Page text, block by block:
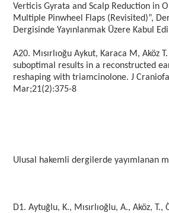
Verticis Gyrata and Scalp Reduction in
Multiple Pinwheel Flaps (Revisited)”,
Dergisinde Yayınlanmak Üzere Kabul
A20. Mısırlıoğu Aykut, Karaca M, Aköz
suboptimal results in a reconstructed
reshaping with triamcinolone. J
Mar;21(2):375-8
Ulusal hakemli dergilerde yayımlanan
D1. Aytuğlu, K., Mısırlıoğlu, A., Aköz, T.,